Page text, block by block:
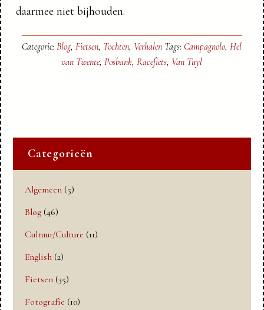
daarmee niet bijhouden.
Categorie:Blog,Fietsen, Tochten, Verhalen Tags: Campagnolo,Hel
van Twente,Posbank,Racefiets, Van Tuyl
Categorieën
Algemeen (5)
Blog (46)
Cultuur/Culture (11)
English (2)
Fietsen (35)
Fotografie (10)